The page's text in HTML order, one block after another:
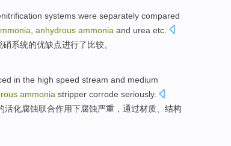
systems were separately compared
anhydrous ammonia and urea etc.
硝系统的优缺点进行了比较。
in the high speed stream and medium
ammonia stripper corrode seriously.
活化腐蚀联合作用下腐蚀严重， 通过材质、结构